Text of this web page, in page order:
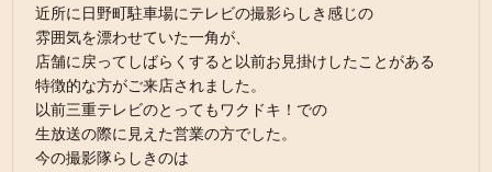
近所に日野町駐車場にテレビの撮影らしき感じの
雰囲気を漂わせていた一角が、
店舗に戻ってしばらくすると以前お見掛けしたことがある
特徴的な方がご来店されました。
以前三重テレビのとってもワクドキ！での
生放送の際に見えた営業の方でした。
今の撮影隊らしきのは